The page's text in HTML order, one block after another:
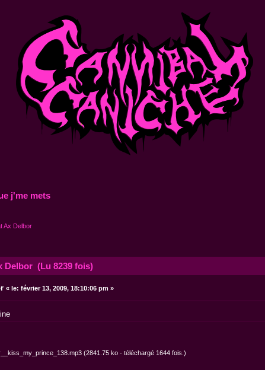
j'me mets
Ax Delbor
Delbor (Lu 8239 fois)
« le: février 13, 2009, 18:10:06 pm »
(2841.75 ko - téléchargé 1644 fois.)